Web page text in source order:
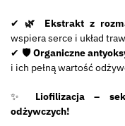
✔🌿 Ekstrakt z
wspiera serce i układ
✔ 🛡️ Organiczne
i ich pełną wartość
✨
Liofilizacja –
odżywczych!